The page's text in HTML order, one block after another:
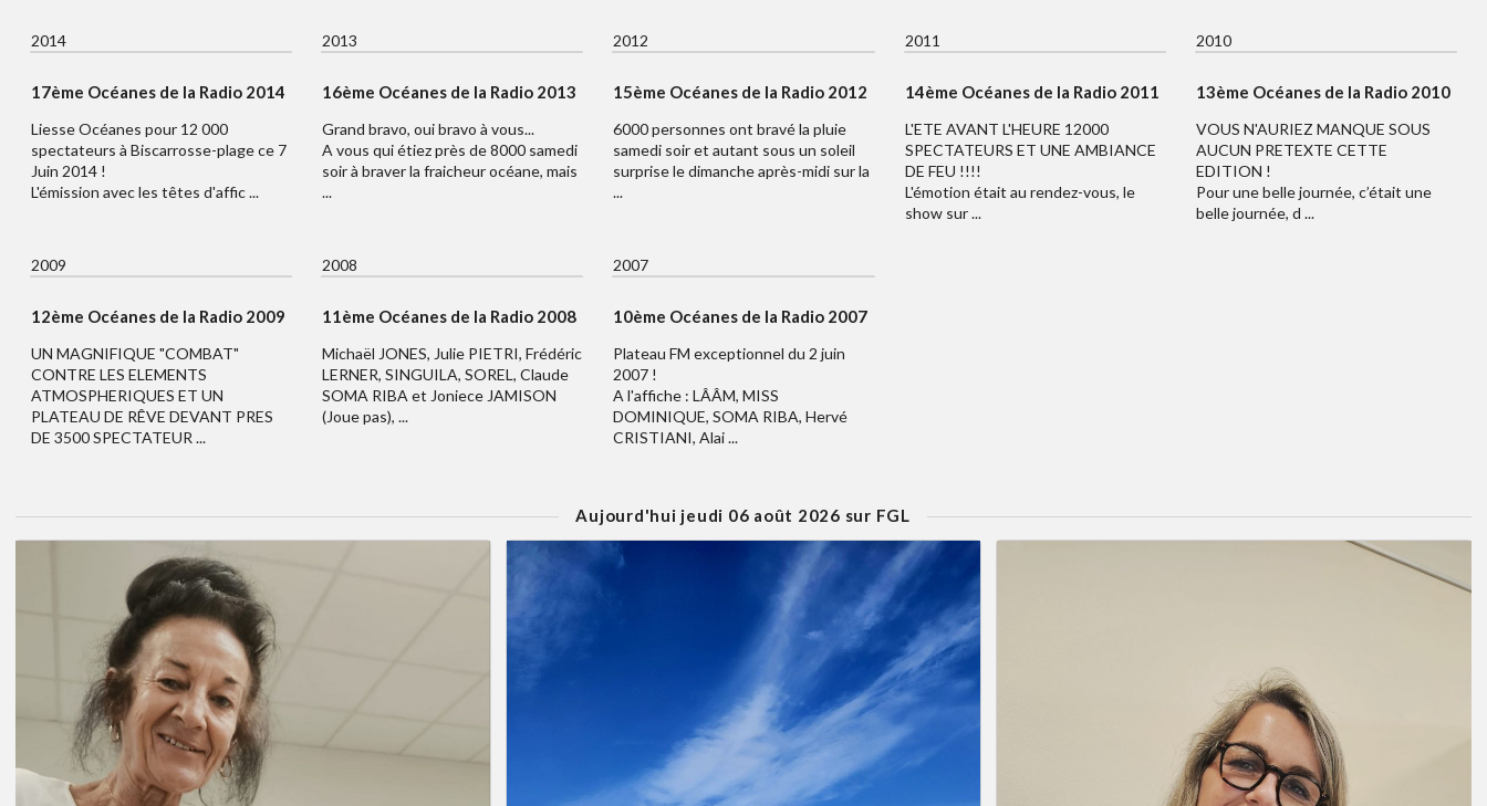
2014
17ème Océanes de la Radio 2014
Liesse Océanes pour 12 000
spectateurs à Biscarrosse-plage ce 7
Juin 2014 !
L'émission avec les têtes d'affic ...
2013
16ème Océanes de la Radio 2013
Grand bravo, oui bravo à vous...
A vous qui étiez près de 8000 samedi
soir à braver la fraicheur océane, mais
...
2012
15ème Océanes de la Radio 2012
6000 personnes ont bravé la pluie
samedi soir et autant sous un soleil
surprise le dimanche après-midi sur la
...
2011
14ème Océanes de la Radio 2011
L'ETE AVANT L'HEURE 12000
SPECTATEURS ET UNE AMBIANCE
DE FEU !!!!
L'émotion était au rendez-vous, le
show sur ...
2010
13ème Océanes de la Radio 2010
VOUS N'AURIEZ MANQUE SOUS
AUCUN PRETEXTE CETTE
EDITION !
Pour une belle journée, c’était une
belle journée, d ...
2009
12ème Océanes de la Radio 2009
UN MAGNIFIQUE "COMBAT"
CONTRE LES ELEMENTS
ATMOSPHERIQUES ET UN
PLATEAU DE RÊVE DEVANT PRES
DE 3500 SPECTATEUR ...
2008
11ème Océanes de la Radio 2008
Michaël JONES, Julie PIETRI, Frédéric
LERNER, SINGUILA, SOREL, Claude
SOMA RIBA et Joniece JAMISON
(Joue pas), ...
2007
10ème Océanes de la Radio 2007
Plateau FM exceptionnel du 2 juin
2007 !
A l'affiche : LÂÂM, MISS
DOMINIQUE, SOMA RIBA, Hervé
CRISTIANI, Alai ...
Aujourd'hui jeudi 06 août 2026 sur FGL